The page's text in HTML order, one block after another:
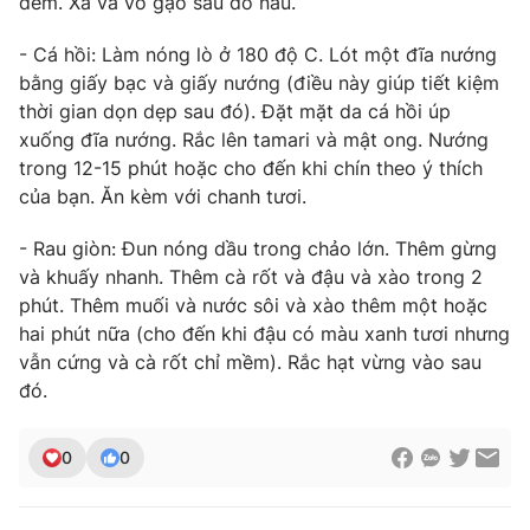
THỜI BÁO VTV
Cơ quan chủ quản:
Đài Truyền hình Việt Nam
Cơ quan báo chí:Thời báo VTV
Giấy phép hoạt động báo in và báo điện tử số 483/GP-BTTTT
cấp ngày 29/12/2023
Phó Tổng Biên tập:
Nguyễn Thị Mỹ Hạnh, Phạm Quốc Thắng,
- Cá hồi: Làm nóng lò ở 180 độ C. Lót một đĩa nướng
bằng giấy bạc và giấy nướng (điều này giúp tiết kiệm
thời gian dọn dẹp sau đó). Đặt mặt da cá hồi úp
xuống đĩa nướng. Rắc lên tamari và mật ong. Nướng
trong 12-15 phút hoặc cho đến khi chín theo ý thích
của bạn. Ăn kèm với chanh tươi.
- Rau giòn: Đun nóng dầu trong chảo lớn. Thêm gừng
và khuấy nhanh. Thêm cà rốt và đậu và xào trong 2
phút. Thêm muối và nước sôi và xào thêm một hoặc
hai phút nữa (cho đến khi đậu có màu xanh tươi nhưng
vẫn cứng và cà rốt chỉ mềm). Rắc hạt vừng vào sau
đó.
0 0